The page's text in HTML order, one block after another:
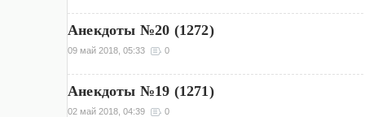
Анекдоты №20 (1272)
09 май 2018, 05:33 0
Анекдоты №19 (1271)
02 май 2018, 04:39 0